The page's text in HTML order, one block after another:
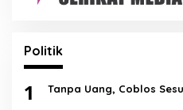
Politik
1 Tanpa Uang, Coblos